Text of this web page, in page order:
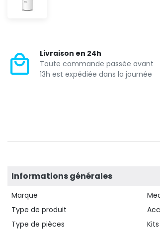
Livraison en 24h
Toute commande passée avant
13h est expédiée dans la journée
Informations générales
Marque
Type de produit
Type de pièces